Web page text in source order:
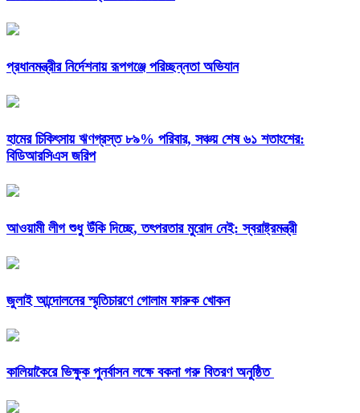
প্রধানমন্ত্রীর নির্দেশনায় রূপগঞ্জে পরিচ্ছন্নতা অভিযান
হামের চিকিৎসায় ঋণগ্রস্ত ৮৯% পরিবার, সঞ্চয় শেষ ৬১ শতাংশের:
বিডিআরসিএস জরিপ
আওয়ামী লীগ শুধু উঁকি দিচ্ছে, তৎপরতার মুরোদ নেই: স্বরাষ্ট্রমন্ত্রী
জুলাই আন্দোলনের স্মৃতিচারণে গোলাম ফারুক খোকন
কালিয়াকৈরে ভিক্ষুক পুনর্বাসন লক্ষে বকনা গরু বিতরণ অনুষ্ঠিত